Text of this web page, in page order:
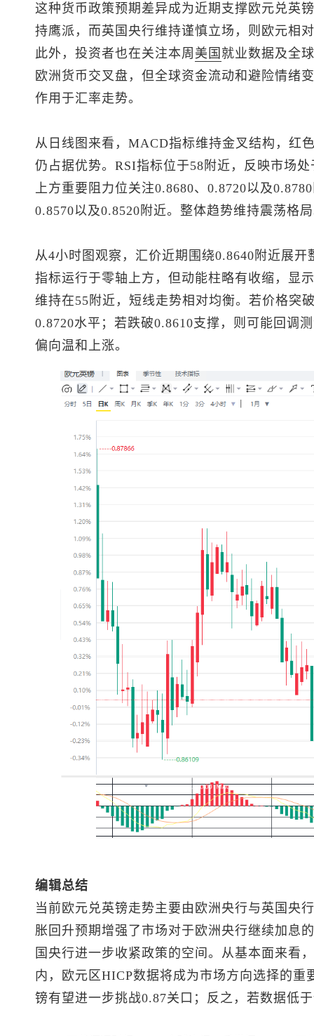
这种货币政策预期差异成为近期支撑欧元兑英
持鹰派，而英国央行维持谨慎立场，则欧元相
此外，投资者也在关注本周 美国 就业数据及全
欧洲货币交叉盘，但全球资金流动和避险情绪
作用于汇率走势。
从日线图来看，MACD指标维持金叉结构，红
仍占据优势。RSI指标位于58附近，反映市场
上方重要阻力位关注0.8680、0.8720以及
0.8570以及0.8520附近。整体趋势维持震荡格
从4小时图观察，汇价近期围绕0.8640附近展
指标运行于零轴上方，但动能柱略有收缩，显
维持在55附近，短线走势相对均衡。若价格突
0.8720水平；若跌破0.8610支撑，则可能回调
偏向温和上涨。
编辑总结
当前欧元兑英镑走势主要由欧洲央行与英国央
胀回升预期增强了市场对于欧洲央行继续加息
国央行进一步收紧政策的空间。从基本面来看
内，欧元区HICP数据将成为市场方向选择的
镑有望进一步挑战0.87关口；反之，若数据低